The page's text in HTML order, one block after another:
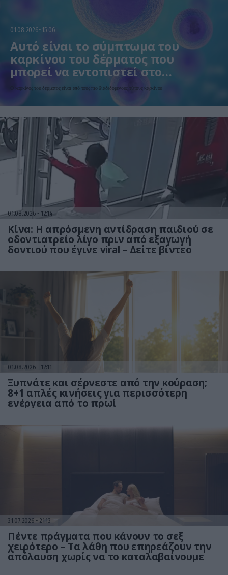
01.08.2026 15:06
Αυτό είναι το σύμπτωμα του
καρκίνου του δέρματος που
μπορεί να εντοπιστεί στο
κομμωτήριο! – Τι δείχνει νέα
έρευνα
Ο καρκίνος του δέρματος είναι από τους πιο διαδεδομένους τύπους καρκίνου
01.08.2026 12:14
Κίνα: Η απρόσμενη αντίδραση παιδιού σε
οδοντιατρείο λίγο πριν από εξαγωγή
δοντιού που έγινε viral – Δείτε βίντεο
01.08.2026 12:11
Ξυπνάτε και σέρνεστε από την κούραση;
8+1 απλές κινήσεις για περισσότερη
ενέργεια από το πρωί
31.07.2026 21:13
Πέντε πράγματα που κάνουν το σεξ
χειρότερο – Τα λάθη που επηρεάζουν την
απόλαυση χωρίς να το καταλαβαίνουμε